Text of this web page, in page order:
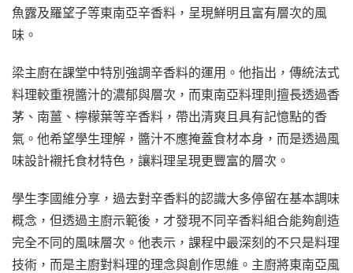
魚露及羅望子等東南亞辛香料，呈現鮮明且富有層次的風
味。
梁主廚在課堂中特別強調辛香料的運用。他指出，傳統法式
料理較重視醬汁的濃郁與層次，而東南亞料理則擅長透過香
茅、南薑、檸檬葉等辛香料，帶出清爽且具有記憶點的香
氣。他希望學生理解，醬汁不應掩蓋食材本身，而是透過風
味設計襯托食材特色，讓料理呈現更豐富的層次。
學生李國維分享，過去對辛香料的認識大多停留在基本調味
概念，但透過主廚示範後，才發現不同辛香料組合能夠創造
完全不同的風味層次。他表示，課程中最深刻的不只是料理
技術，而是主廚對料理的理念與創作思維。主廚將東南亞風